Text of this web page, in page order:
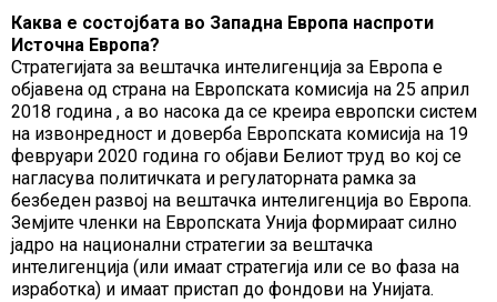
Каква е состојбата во Западна Европа наспроти
Источна Европа?
Стратегијата за вештачка интелигенција за Европа е
објавена од страна на Европската комисија на 25 април
2018 година , а во насока да се креира европски систем
на извонредност и доверба Европската комисија на 19
февруари 2020 година го објави Белиот труд во кој се
нагласува политичката и регулаторната рамка за
безбеден развој на вештачка интелигенција во Европа.
Земјите членки на Европската Унија формираат силно
јадро на национални стратегии за вештачка
интелигенција (или имаат стратегија или се во фаза на
изработка) и имаат пристап до фондови на Унијата.